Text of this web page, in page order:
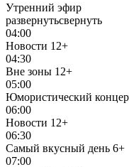
Утренний эфир
развернутьсвернуть
04:00
Новости 12+
04:30
Вне зоны 12+
05:00
Юмористический
06:00
Новости 12+
06:30
Самый вкусный день 6+
07:00